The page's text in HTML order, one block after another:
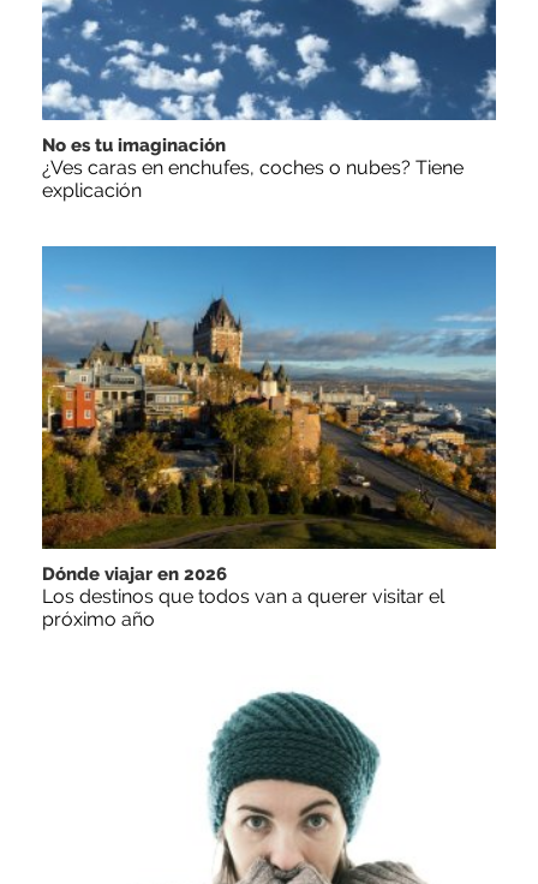
No es tu imaginación
¿Ves caras en enchufes, coches o nubes? Tiene
explicación
Dónde viajar en 2026
Los destinos que todos van a querer visitar el
próximo año